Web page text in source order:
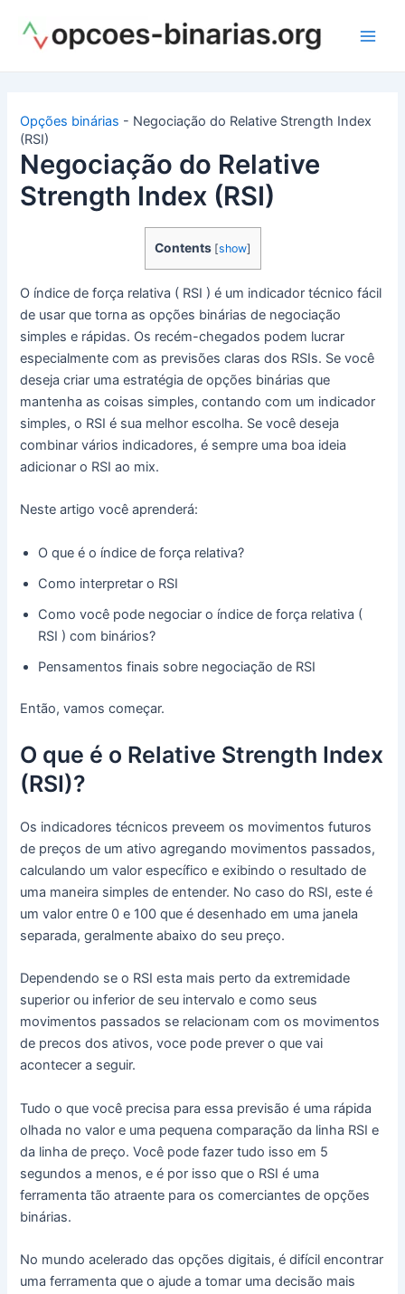
para
Opções binárias - Negociação do Relative Strength Index
(RSI)
Negociação do Relative
Strength Index (RSI)
Contents [show]
O índice de força relativa ( RSI ) é um indicador técnico fácil
de usar que torna as opções binárias de negociação
simples e rápidas. Os recém-chegados podem lucrar
especialmente com as previsões claras dos RSIs. Se você
deseja criar uma estratégia de opções binárias que
mantenha as coisas simples, contando com um indicador
simples, o RSI é sua melhor escolha. Se você deseja
combinar vários indicadores, é sempre uma boa ideia
adicionar o RSI ao mix.
Neste artigo você aprenderá:
O que é o índice de força relativa?
Como interpretar o RSI
Como você pode negociar o índice de força relativa (
RSI ) com binários?
Pensamentos finais sobre negociação de RSI
Então, vamos começar.
O que é o Relative Strength Index
(RSI)?
Os indicadores técnicos preveem os movimentos futuros
de preços de um ativo agregando movimentos passados,
calculando um valor específico e exibindo o resultado de
uma maneira simples de entender. No caso do RSI, este é
um valor entre 0 e 100 que é desenhado em uma janela
separada, geralmente abaixo do seu preço.
Dependendo se o RSI esta mais perto da extremidade
superior ou inferior de seu intervalo e como seus
movimentos passados se relacionam com os movimentos
de precos dos ativos, voce pode prever o que vai
acontecer a seguir.
Tudo o que você precisa para essa previsão é uma rápida
olhada no valor e uma pequena comparação da linha RSI e
da linha de preço. Você pode fazer tudo isso em 5
segundos a menos, e é por isso que o RSI é uma
ferramenta tão atraente para os comerciantes de opções
binárias.
No mundo acelerado das opções digitais, é difícil encontrar
uma ferramenta que o ajude a tomar uma decisão mais